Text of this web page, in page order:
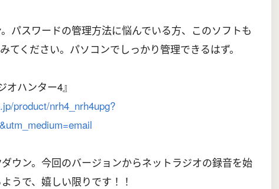
パスワードの管理方法に悩んでいる方、このソフトも
てください。パソコンでしっかり管理できるはず。
ハンター4』
product/nrh4_nrh4upg?
ウン。今回のバージョンからネットラジオの録音を始
うで、嬉しい限りです！！